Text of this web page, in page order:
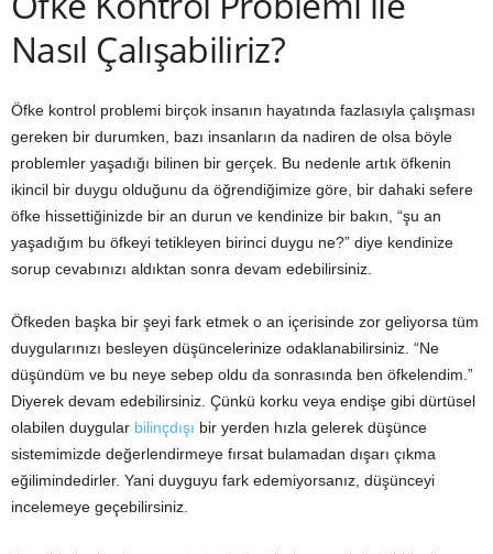
Nasıl Çalışabiliriz?
Öfke kontrol problemi birçok insanın hayatında fazlasıyla çalışması
gereken bir durumken, bazı insanların da nadiren de olsa böyle
problemler yaşadığı bilinen bir gerçek. Bu nedenle artık öfkenin
ikincil bir duygu olduğunu da öğrendiğimize göre, bir dahaki sefere
öfke hissettiğinizde bir an durun ve kendinize bir bakın, “şu an
yaşadığım bu öfkeyi tetikleyen birinci duygu ne?” diye kendinize
sorup cevabınızı aldıktan sonra devam edebilirsiniz.
Öfkeden başka bir şeyi fark etmek o an içerisinde zor geliyorsa tüm
duygularınızı besleyen düşüncelerinize odaklanabilirsiniz. “Ne
düşündüm ve bu neye sebep oldu da sonrasında ben öfkelendim.”
Diyerek devam edebilirsiniz. Çünkü korku veya endişe gibi dürtüsel
olabilen duygular bilinçdışı bir yerden hızla gelerek düşünce
sistemimizde değerlendirmeye fırsat bulamadan dışarı çıkma
eğilimindedirler. Yani duyguyu fark edemiyorsanız, düşünceyi
incelemeye geçebilirsiniz.